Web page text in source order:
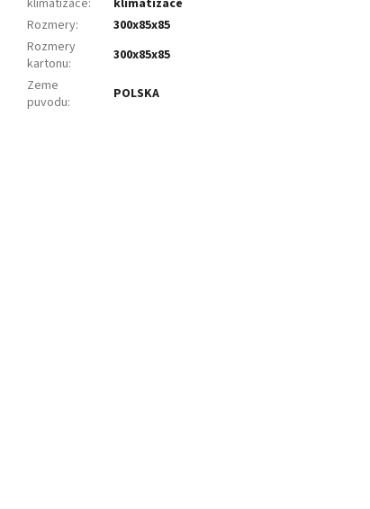
Rozmery:
300x85x85
Rozmery
kartonu:
300x85x85
Zeme
puvodu: POLSKA